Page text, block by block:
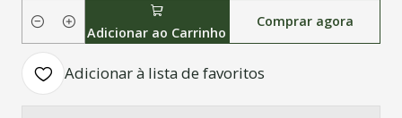
QuantidadeAdicionar ao Carrinho
Comprar agora
Adicionar à lista de favoritos